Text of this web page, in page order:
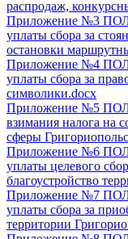
распродаж,
Приложение №3
уплаты сбора за
остановки
Приложение №4
уплаты сбора за
символики.docx
Приложение №5
взимания налога на
сферы
Приложение №6
уплаты целевого
благоустройство
Приложение №7
уплаты сбора за
территории